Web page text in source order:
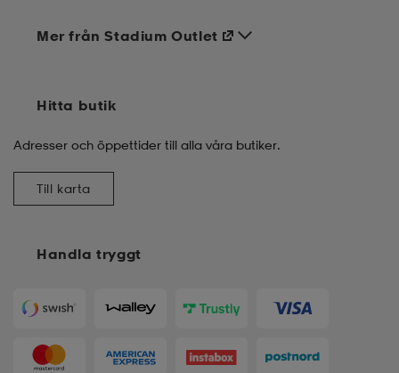
Handla tryggt
Mer från Stadium Outlet
Hitta butik
Adresser och öppettider till alla våra butiker.
Till karta